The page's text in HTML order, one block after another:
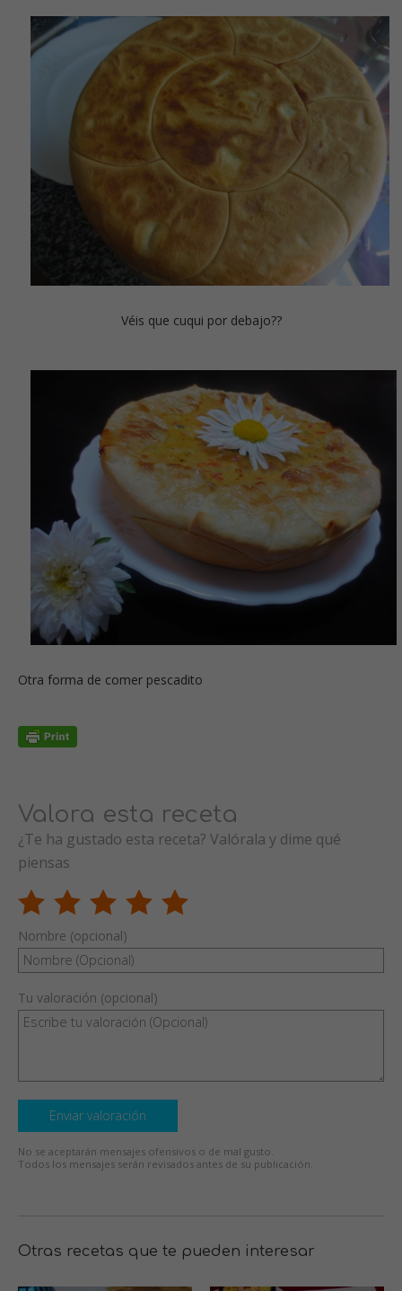
Véis que cuqui por debajo??
Otra forma de comer pescadito
Valora esta receta
¿Te ha gustado esta receta? Valórala y dime qué
piensas
Nombre (opcional)
Tu valoración (opcional)
Enviar valoración
No se aceptarán mensajes ofensivos o de mal gusto.
Todos los mensajes serán revisados antes de su publicación.
Otras recetas que te pueden interesar